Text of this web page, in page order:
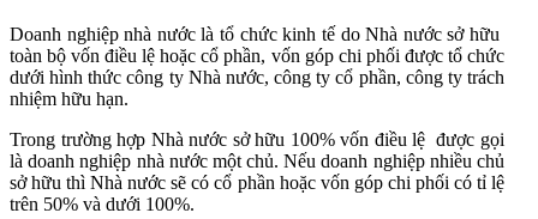
Doanh nghiệp nhà nước là tổ chức kinh tế do Nhà nước sở hữu
toàn bộ vốn điều lệ hoặc cổ phần, vốn góp chi phối được tổ chức
dưới hình thức công ty Nhà nước, công ty cổ phần, công ty trách
nhiệm hữu hạn.
Trong trường hợp Nhà nước sở hữu 100% vốn điều lệ được gọi
là doanh nghiệp nhà nước một chủ. Nếu doanh nghiệp nhiều chủ
sở hữu thì Nhà nước sẽ có cổ phần hoặc vốn góp chi phối có tỉ lệ
trên 50% và dưới 100%.